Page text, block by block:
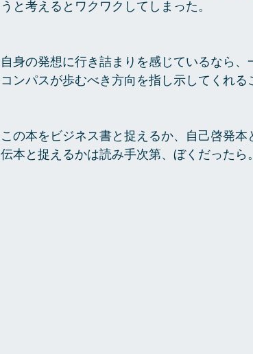
うと考えるとワクワクしてしまった。
自身の発想に行き詰まりを感じているなら
コンパスが歩むべき方向を指し示してくれる
この本をビジネス書と捉えるか、自己啓発
伝本と捉えるかは読み手次第、ぼくだったら